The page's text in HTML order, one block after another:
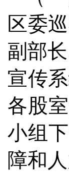
区委
副部
宣传
各股
小组
障和